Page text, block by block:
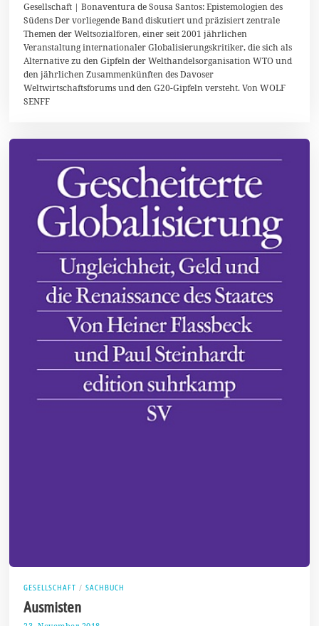
.
J
a
n
a
r
2
Gesellschaft | Bonaventura de Sousa Santos: Epistemologien des
Südens Der vorliegende Band diskutiert und präzisiert zentrale
Themen der Weltsozialforen, einer seit 2001 jährlichen
Veranstaltung internationaler Globalisierungskritiker, die sich als
Alternative zu den Gipfeln der Welthandelsorganisation WTO und
den jährlichen Zusammenkünften des Davoser
Weltwirtschaftsforums und den G20-Gipfeln versteht. Von WOLF
SENFF
GESELLSCHAFT / SACHBUCH
Ausmisten